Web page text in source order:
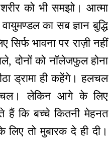
को भी समझो। आत्मा
का सब ज्ञान बुद्धि
भावना पर राज़ी नहीं
दोनों को नॉलेजफुल होना
ड्रामा ही कहेंगे। हलचल
लेकिन आगे के लिए
हैं कि बच्चे कितनी मेहनत
तो मुबारक दे ही दी।